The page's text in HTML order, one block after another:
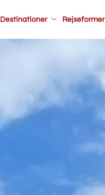
Main
Destinationer Rejseformer